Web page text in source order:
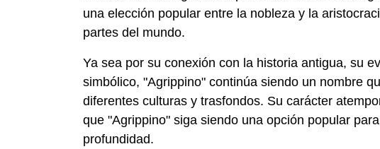
una elección popular entre la nobleza y la
partes del mundo.
Ya sea por su conexión con la historia antigua, su
simbólico, "Agrippino" continúa siendo un nombre
diferentes culturas y trasfondos. Su carácter
que "Agrippino" siga siendo una opción popular
profundidad.